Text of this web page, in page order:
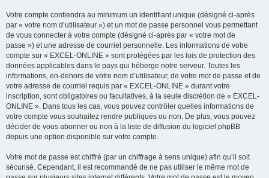
Votre compte contiendra au minimum un identifiant unique (désigné ci-après
par « votre nom d’utilisateur ») et un mot de passe personnel vous permettant
de vous connecter à votre compte (désigné ci-après par « votre mot de
passe ») et une adresse de courriel personnelle. Les informations de votre
compte sur « EXCEL-ONLINE » sont protégées par les lois de protection des
données applicables dans le pays qui héberge notre serveur. Toutes les
informations, en-dehors de votre nom d’utilisateur, de votre mot de passe et de
votre adresse de courriel requis par « EXCEL-ONLINE » durant votre
inscription, sont obligatoires ou facultatives, à la seule discrétion de « EXCEL-
ONLINE ». Dans tous les cas, vous pouvez contrôler quelles informations de
votre compte vous souhaitez rendre publiques ou non. De plus, vous pouvez
décider de vous abonner ou non à la liste de diffusion du logiciel phpBB
depuis une option disponible sur votre compte.
Votre mot de passe est chiffré (par un chiffrage à sens unique) afin qu’il soit
sécurisé. Cependant, il est recommandé de ne pas utiliser le même mot de